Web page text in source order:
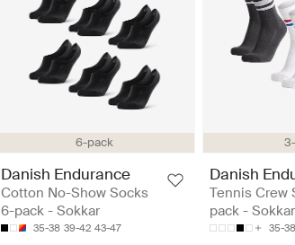
6-pack
Danish Endurance
Cotton No-Show Socks
6-pack - Sokkar
35-38 39-42 43-47
Danish
Tennis Crew
pack - Sokkar
35-38